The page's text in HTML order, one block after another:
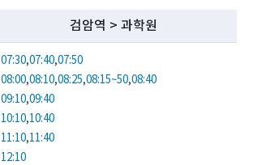
검암역 > 과학원
07:30,07:40,07:50
08:00,08:10,08:25,08:15~50,08:40
09:10,09:40
10:10,10:40
11:10,11:40
12:10